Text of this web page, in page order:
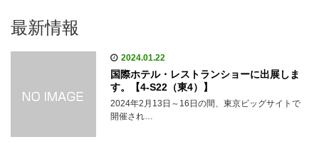
最新情報
2024.01.22
国際ホテル・レストランショーに出展しま
す。【4-S22（東4）】
2024年2月13日～16日の間、東京ビッグサイトで
開催され…